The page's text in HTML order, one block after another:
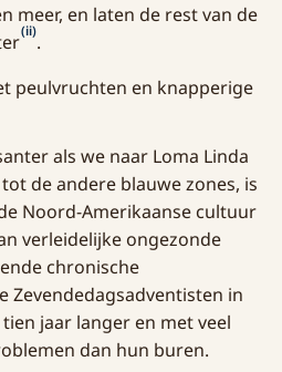
meer, en laten de rest van de
(ii).
als we naar Loma Linda
de andere blauwe zones, is
Noord-Amerikaanse cultuur
verleidelijke ongezonde
chronische
Zevendedagsadventisten in
jaar langer en met veel
dan hun buren.